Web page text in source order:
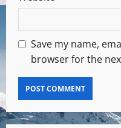
Save my name,
browser for the